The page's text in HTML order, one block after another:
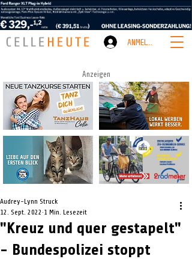
ANMELDEN
Anzeigen
"Kreuz und quer gestapelt"
- Bundespolizei stoppt
Audrey-Lynn Struck
12. Sept. 2022 1 Min. Lesezeit